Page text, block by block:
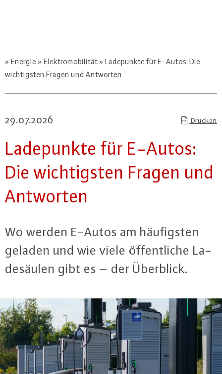
Energie Elektromobilität
Ladepunkte für E-Autos: Die
wichtigsten Fragen und Antworten
29.07.2026 Drucken
La­de­punk­te für E-Autos:
Die wich­tigs­ten Fragen und
Antworten
Wo werden E-Autos am häu­figs­ten
geladen und wie viele öf­fent­li­che La­
de­säu­len gibt es – der Überblick.